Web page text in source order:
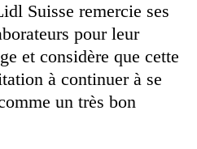
Suisse remercie ses
pour leur
et considère que cette
à continuer à se
un très bon